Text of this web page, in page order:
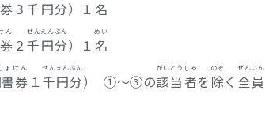
３ 千円分）１ 名
ん
２ 千円分
せんえんぶん
）１ 名
めい
券
ょけん
１ 千円分
せんえんぶん
） ①～③の該
がい
当
とう
者
しゃ
を 除
のぞ
く 全
ぜん
員
いん